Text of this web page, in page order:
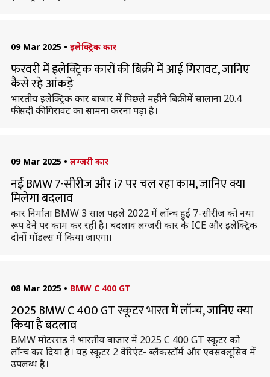
09 Mar 2025 • इलेक्ट्रिक कार
फरवरी में इलेक्ट्रिक कारों की बिक्री में आई गिरावट, जानिए
कैसे रहे आंकड़े
भारतीय इलेक्ट्रिक कार बाजार में पिछले महीने बिक्री में सालाना 20.4
फीसदी की गिरावट का सामना करना पड़ा है।
09 Mar 2025 • लग्जरी कार
नई BMW 7-सीरीज और i7 पर चल रहा काम, जानिए क्या
मिलेगा बदलाव
कार निर्माता BMW 3 साल पहले 2022 में लॉन्च हुई 7-सीरीज को नया
रूप देने पर काम कर रही है। बदलाव लग्जरी कार के ICE और इलेक्ट्रिक
दोनों मॉडल्स में किया जाएगा।
08 Mar 2025 • BMW C 400 GT
2025 BMW C 400 GT स्कूटर भारत में लॉन्च, जानिए क्या
किया है बदलाव
BMW मोटरराड ने भारतीय बाजार में 2025 C 400 GT स्कूटर को
लॉन्च कर दिया है। यह स्कूटर 2 वेरिएंट- ब्लैकस्टॉर्म और एक्सक्लूसिव में
उपलब्ध है।